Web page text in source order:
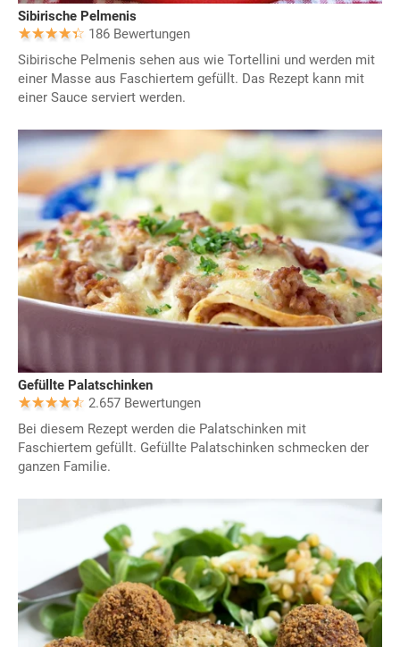
Sibirische Pelmenis
186 Bewertungen
Sibirische Pelmenis sehen aus wie Tortellini und werden mit
einer Masse aus Faschiertem gefüllt. Das Rezept kann mit
einer Sauce serviert werden.
Gefüllte Palatschinken
2.657 Bewertungen
Bei diesem Rezept werden die Palatschinken mit
Faschiertem gefüllt. Gefüllte Palatschinken schmecken der
ganzen Familie.